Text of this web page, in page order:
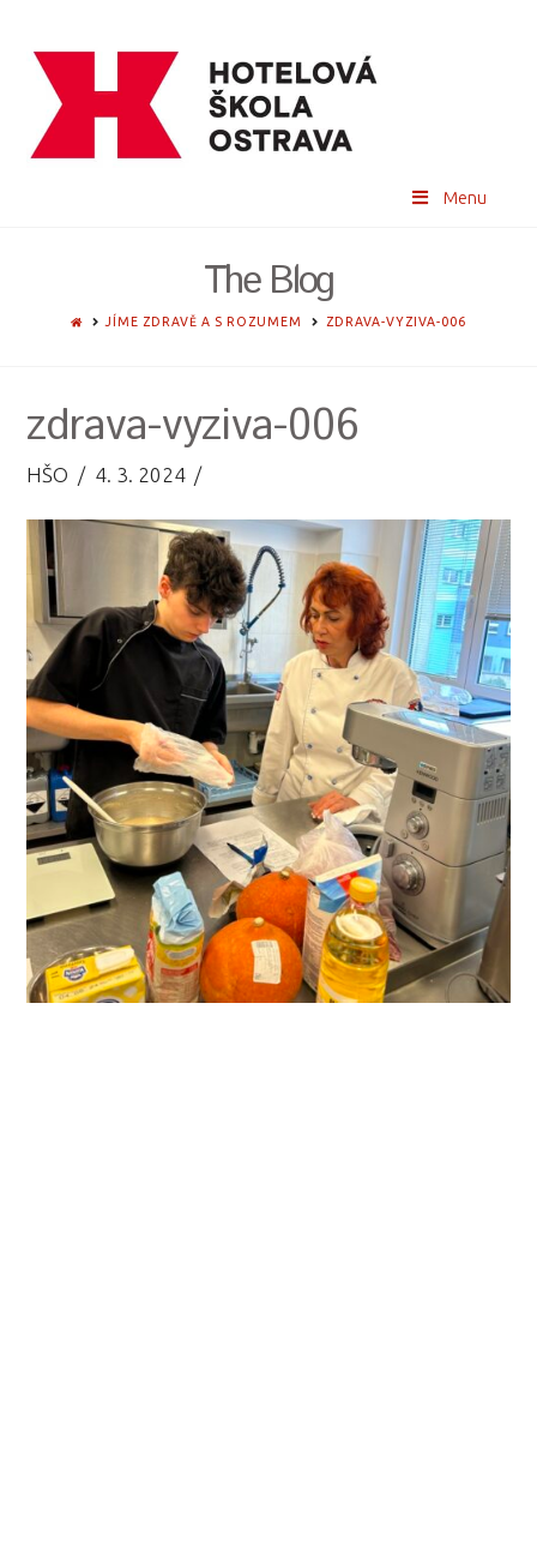
Menu
The Blog
HOMEJÍME ZDRAVĚ A S ROZUMEM ZDRAVA-VYZIVA-006
zdrava-vyziva-006
HŠO 4. 3. 2024